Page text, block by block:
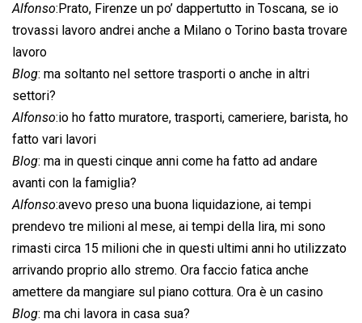
Alfonso:Prato, Firenze un po’ dappertutto in Toscana, se io
trovassi lavoro andrei anche a Milano o Torino basta trovare
lavoro
Blog: ma soltanto nel settore trasporti o anche in altri
settori?
Alfonso:io ho fatto muratore, trasporti, cameriere, barista, ho
fatto vari lavori
Blog: ma in questi cinque anni come ha fatto ad andare
avanti con la famiglia?
Alfonso:avevo preso una buona liquidazione, ai tempi
prendevo tre milioni al mese, ai tempi della lira, mi sono
rimasti circa 15 milioni che in questi ultimi anni ho utilizzato
arrivando proprio allo stremo. Ora faccio fatica anche
amettere da mangiare sul piano cottura. Ora è un casino
Blog: ma chi lavora in casa sua?